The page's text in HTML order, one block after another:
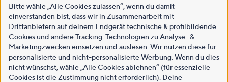
Bitte wähle „Alle Cookies zulassen“, wenn du damit
einverstanden bist, dass wir in Zusammenarbeit mit
Drittanbietern auf deinem Endgerät technische & profilbildende
Cookies und andere Tracking-Technologien zu Analyse- &
Marketingzwecken einsetzen und auslesen. Wir nutzen diese für
personalisierte und nicht-personalisierte Werbung. Wenn du dies
nicht wünschst, wähle „Alle Cookies ablehnen“ (für essenzielle
Cookies ist die Zustimmung nicht erforderlich). Deine